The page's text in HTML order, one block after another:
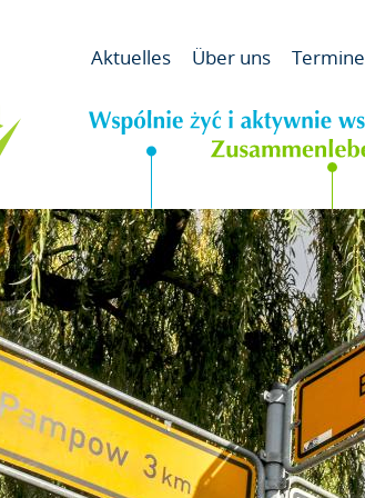
Aktuelles Über uns Termine